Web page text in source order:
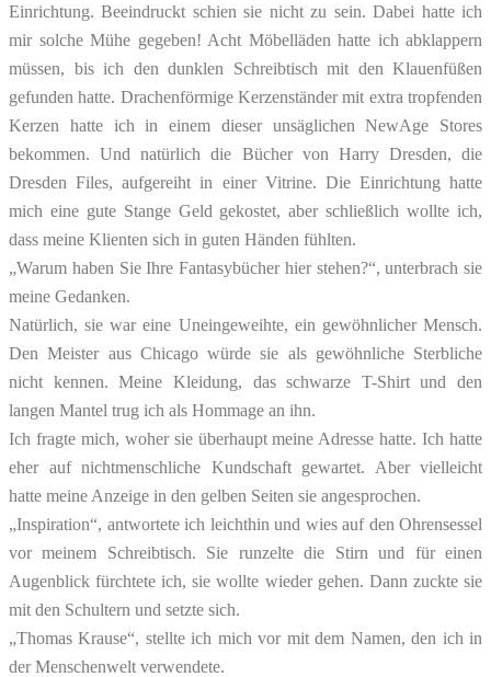
Einrichtung. Beeindruckt schien sie nicht zu sein. Dabei hatte ich
mir solche Mühe gegeben! Acht Möbelläden hatte ich abklappern
müssen, bis ich den dunklen Schreibtisch mit den Klauenfüßen
gefunden hatte. Drachenförmige Kerzenständer mit extra tropfenden
Kerzen hatte ich in einem dieser unsäglichen NewAge Stores
bekommen. Und natürlich die Bücher von Harry Dresden, die
Dresden Files, aufgereiht in einer Vitrine. Die Einrichtung hatte
mich eine gute Stange Geld gekostet, aber schließlich wollte ich,
dass meine Klienten sich in guten Händen fühlten.
„Warum haben Sie Ihre Fantasybücher hier stehen?“, unterbrach sie
meine Gedanken.
Natürlich, sie war eine Uneingeweihte, ein gewöhnlicher Mensch.
Den Meister aus Chicago würde sie als gewöhnliche Sterbliche
nicht kennen. Meine Kleidung, das schwarze T-Shirt und den
langen Mantel trug ich als Hommage an ihn.
Ich fragte mich, woher sie überhaupt meine Adresse hatte. Ich hatte
eher auf nichtmenschliche Kundschaft gewartet. Aber vielleicht
hatte meine Anzeige in den gelben Seiten sie angesprochen.
„Inspiration“, antwortete ich leichthin und wies auf den Ohrensessel
vor meinem Schreibtisch. Sie runzelte die Stirn und für einen
Augenblick fürchtete ich, sie wollte wieder gehen. Dann zuckte sie
mit den Schultern und setzte sich.
„Thomas Krause“, stellte ich mich vor mit dem Namen, den ich in
der Menschenwelt verwendete.